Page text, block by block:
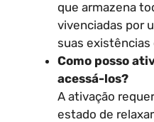
que armazena
vivenciadas por
suas existências
Como posso
acessá-los?
A ativação
estado de